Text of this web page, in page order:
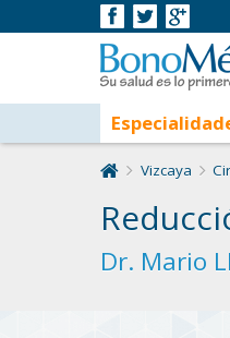
Vizcaya
Dr. Mario